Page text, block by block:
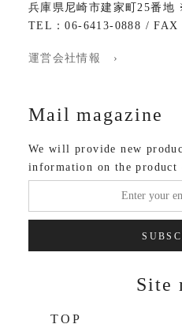
兵庫県尼崎市建家町25番
TEL：06-6413-0888 / FAX
運営会社情報 ›
Mail magazine
We will provide new
information on the product
Site
TOP